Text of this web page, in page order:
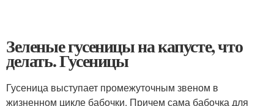
Зеленые гусеницы на капусте, что
делать. Гусеницы
Гусеница выступает промежуточным звеном в
жизненном цикле бабочки. Причем сама бабочка для